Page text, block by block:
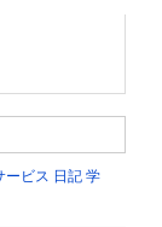
ービス 日記 学